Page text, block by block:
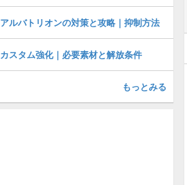
アルバトリオンの対策と攻略｜抑制方法
カスタム強化｜必要素材と解放条件
もっとみる